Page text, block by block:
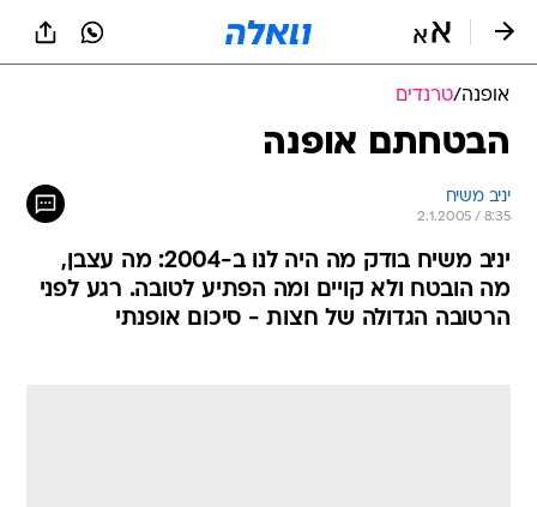
אופנה/טרנדים
הבטחתם אופנה
יניב משיח
2.1.2005 / 8:35
יניב משיח בודק מה היה לנו ב-2004: מה עצבן,
מה הובטח ולא קויים ומה הפתיע לטובה. רגע לפני
הרטובה הגדולה של חצות - סיכום אופנתי